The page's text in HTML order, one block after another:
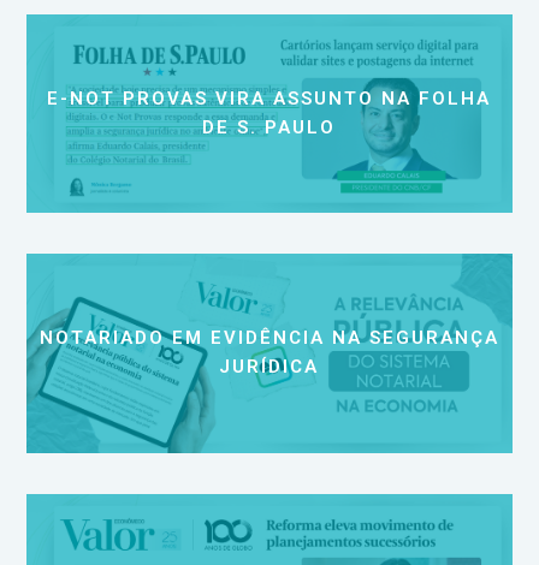
E-NOT PROVAS VIRA ASSUNTO NA FOLHA
DE S. PAULO
NOTARIADO EM EVIDÊNCIA NA SEGURANÇA
JURÍDICA